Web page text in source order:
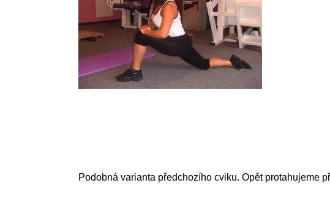
Podobná varianta předchozího cviku. Opět protahujeme